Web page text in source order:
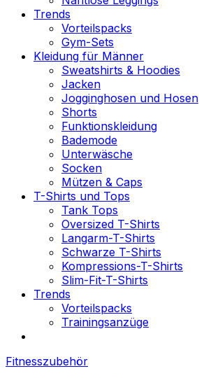
Trends
Vorteilspacks
Gym-Sets
Kleidung für Männer
Sweatshirts & Hoodies
Jacken
Jogginghosen und Hosen
Shorts
Funktionskleidung
Bademode
Unterwäsche
Socken
Mützen & Caps
T-Shirts und Tops
Tank Tops
Oversized T-Shirts
Langarm-T-Shirts
Schwarze T-Shirts
Kompressions-T-Shirts
Slim-Fit-T-Shirts
Trends
Vorteilspacks
Trainingsanzüge
Fitnesszubehör